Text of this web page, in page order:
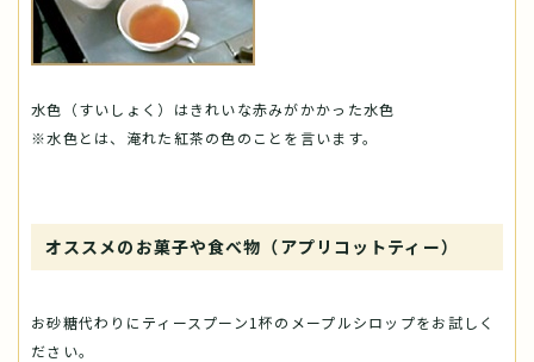
水色（すいしょく）はきれいな赤みがかかった水色
※水色とは、淹れた紅茶の色のことを言います。
オススメのお菓子や食べ物（アプリコットティー）
お砂糖代わりにティースプーン1杯のメープルシロップをお試しく
ださい。